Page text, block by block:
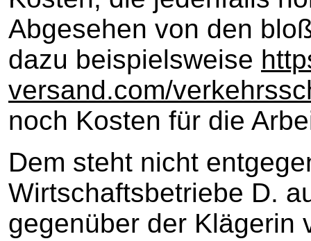
Abgesehen von den
dazu beispielsweise
versand.com/
noch Kosten für die
Dem steht nicht
Wirtschaftsbetriebe D.
gegenüber der Klägerin